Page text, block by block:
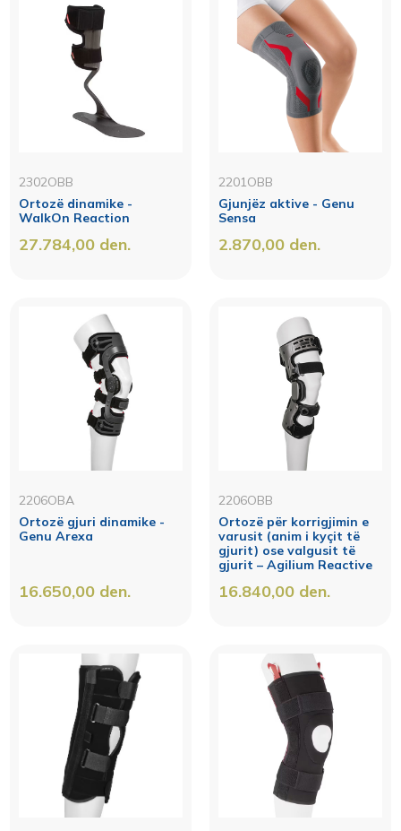
2302OBB
Ortozë dinamike -
WalkOn Reaction
27.784,00 den.
2201OBB
Gjunjëz aktive - Genu
Sensa
2.870,00 den.
2206OBA
Ortozë gjuri dinamike -
Genu Arexa
16.650,00 den.
2206OBB
Ortozë për korrigjimin e
varusit (anim i kyçit të
gjurit) ose valgusit të
gjurit – Agilium Reactive
16.840,00 den.